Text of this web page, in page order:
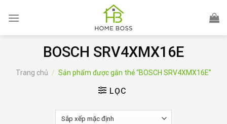
BOSCH SRV4XMX16E
Trang chủ / Sản phẩm được gắn thẻ “BOSCH SRV4XMX16E”
LỌC